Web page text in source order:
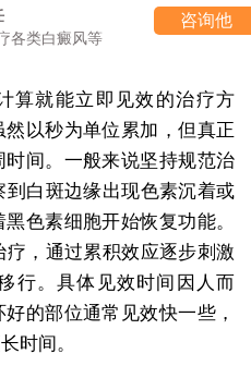
白癜风等
咨询他
算就能立即见效的治疗方
以秒为单位累加，但真正
间。一般来说坚持规范治
白斑边缘出现色素沉着或
色素细胞开始恢复功能。
，通过累积效应逐步刺激
行。具体见效时间因人而
的部位通常见效快一些，
时间。